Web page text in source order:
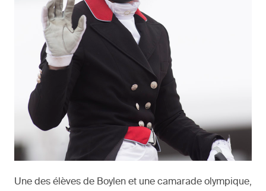
Une des élèves de Boylen et une camarade olympique,